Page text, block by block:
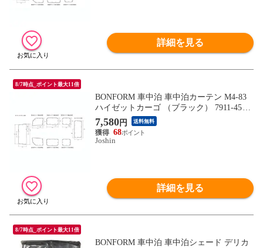
詳細を見る
8/7時点_ポイント最大11倍
BONFORM 車中泊 車中泊カーテン M4-83
ハイゼットカーゴ （ブラック） 7911-45BK
【返品種別A】
7,580円 送料無料
68
Joshin
詳細を見る
8/7時点_ポイント最大11倍
BONFORM 車中泊 車中泊シェード デリカ